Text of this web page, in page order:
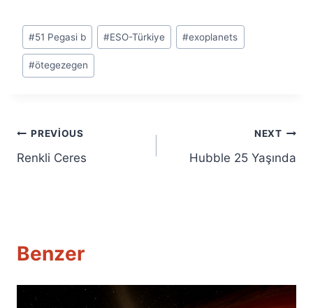
Post
Tags:
#51 Pegasi b #ESO-Türkiye #exoplanets
#ötegezegen
Yazı
gezinmesi
PREVIOUS
Renkli Ceres
NEXT
Hubble 25 Yaşında
Benzer